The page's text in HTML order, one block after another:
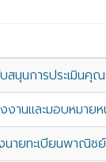
นุนการประเมินคุ
านและมอบหมาย
ยทะเบียนพาณิชย์